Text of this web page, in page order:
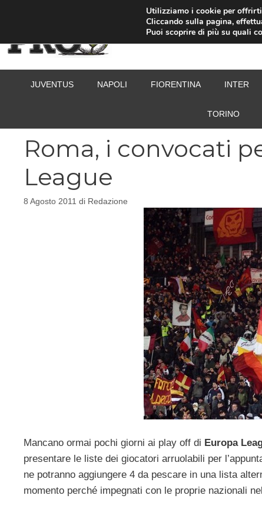
JUVENTUS NAPOLI FIORENTINA INTER
TORINO
Roma, i convocati
League
8 Agosto 2011 di Redazione
Mancano ormai pochi giorni ai play off di Europa
presentare le liste dei giocatori arruolabili per
ne potranno aggiungere 4 da pescare in una lista
momento perché impegnati con le proprie nazionali nel
Utilizziamo i cookie per
Cliccando sulla pagina,
Puoi scoprire di più su quali